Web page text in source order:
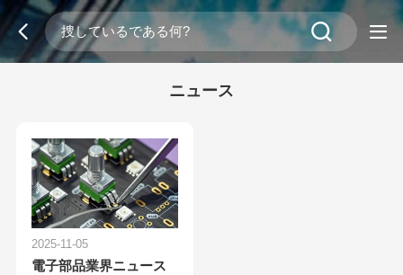
ニュース
2025-11-05
電子部品業界ニュース